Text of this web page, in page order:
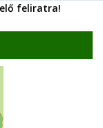
feliratra!